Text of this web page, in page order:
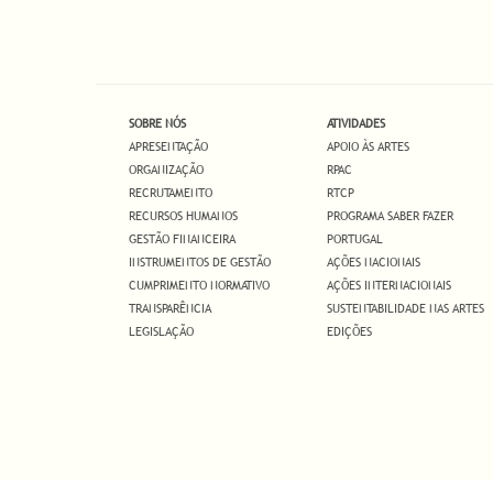
SOBRE NÓS
APRESENTAÇÃO
ORGANIZAÇÃO
RECRUTAMENTO
RECURSOS HUMANOS
GESTÃO FINANCEIRA
INSTRUMENTOS DE GESTÃO
CUMPRIMENTO NORMATIVO
TRANSPARÊNCIA
LEGISLAÇÃO
ATIVIDADES
APOIO ÀS ARTES
RPAC
RTCP
PROGRAMA SABER FAZER
PORTUGAL
AÇÕES NACIONAIS
AÇÕES INTERNACIONAIS
SUSTENTABILIDADE NAS ARTES
EDIÇÕES